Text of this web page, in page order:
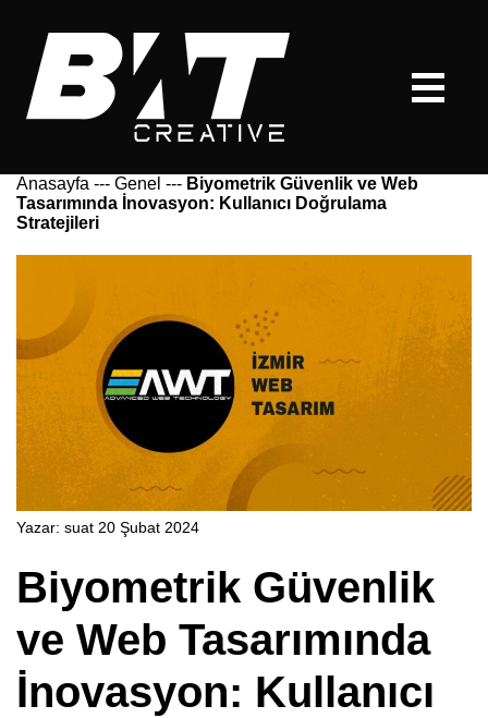
Anasayfa --- Genel --- Biyometrik Güvenlik ve Web
Tasarımında İnovasyon: Kullanıcı Doğrulama
Stratejileri
Yazar: suat 20 Şubat 2024
Biyometrik Güvenlik
ve Web Tasarımında
İnovasyon: Kullanıcı